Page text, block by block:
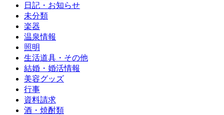
日記・お知らせ
未分類
楽器
温泉情報
照明
生活道具・その他
結婚・婚活情報
美容グッズ
行事
資料請求
酒・焼酎類